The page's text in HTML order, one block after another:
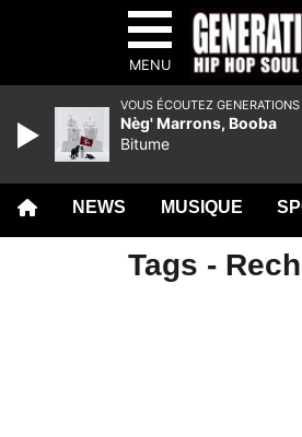
MENU
NEWS MUSIQUE
Tags -
VOUS ÉCOUTEZ GENERATIONS
Nèg' Marrons, Booba
Bitume